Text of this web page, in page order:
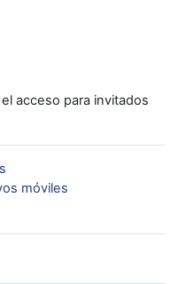
acceso para invitados
móviles